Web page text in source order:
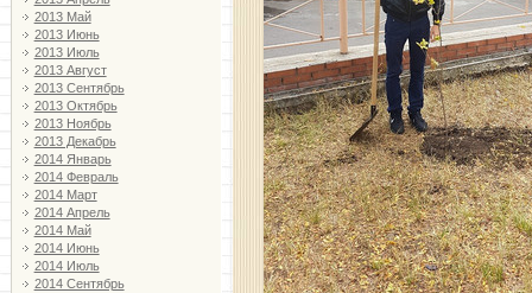
2013 Май
2013 Июнь
2013 Июль
2013 Август
2013 Сентябрь
2013 Октябрь
2013 Ноябрь
2013 Декабрь
2014 Январь
2014 Февраль
2014 Март
2014 Апрель
2014 Май
2014 Июнь
2014 Июль
2014 Сентябрь